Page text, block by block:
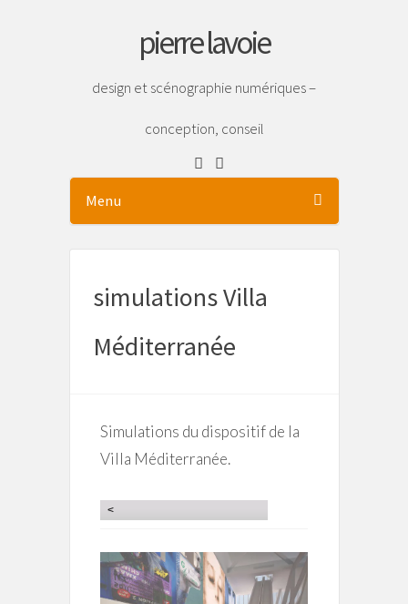
pierre lavoie
design et scénographie numériques –
conception, conseil
Menu
simulations Villa
Méditerranée
Simulations du dispositif de la
Villa Méditerranée.
<